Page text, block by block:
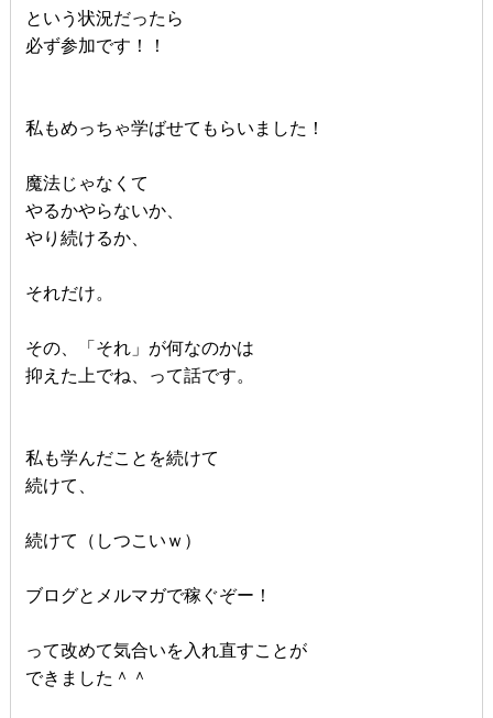
という状況だったら
必ず参加です！！
私もめっちゃ学ばせてもらいました！
魔法じゃなくて
やるかやらないか、
やり続けるか、
それだけ。
その、「それ」が何なのかは
抑えた上でね、って話です。
私も学んだことを続けて
続けて、
続けて（しつこいｗ）
ブログとメルマガで稼ぐぞー！
って改めて気合いを入れ直すことが
できました＾＾